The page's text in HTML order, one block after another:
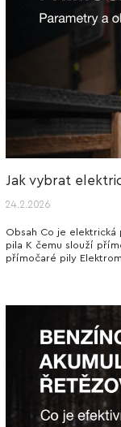
Jak vybrat
24.2.2026
Obsah Co je elektrická
pila K čemu slouží
přímočaré pily